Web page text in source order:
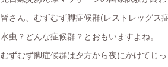
皆さん、むずむず脚症候群(レストレッグス
水虫？どんな症候群？とおもいますよね。
むずむず脚症候群は夕方から夜にかけてじ